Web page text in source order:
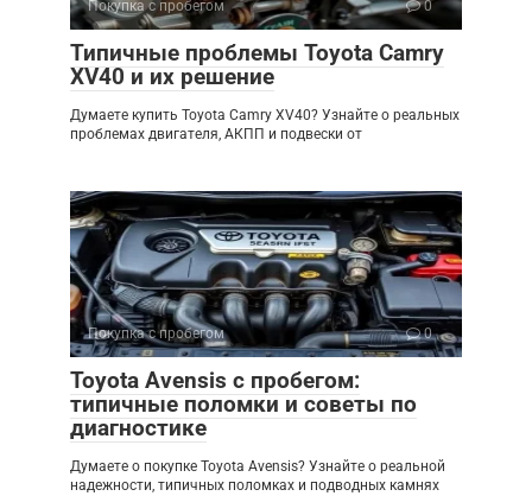
Покупка с пробегом 0
Типичные проблемы Toyota Camry
XV40 и их решение
Думаете купить Toyota Camry XV40? Узнайте о реальных
проблемах двигателя, АКПП и подвески от
Покупка с пробегом 0
Toyota Avensis с пробегом:
типичные поломки и советы по
диагностике
Думаете о покупке Toyota Avensis? Узнайте о реальной
надежности, типичных поломках и подводных камнях